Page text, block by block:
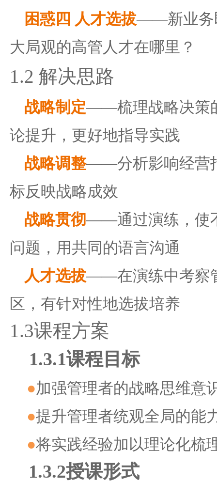
困惑四 人才选拔——新业务
大局观的高管人才在哪里？
1.2 解决思路
战略制定——梳理战略决策
论提升，更好地指导实践
战略调整——分析影响经营
标反映战略成效
战略贯彻——通过演练，使
问题，用共同的语言沟通
人才选拔——在演练中考察
区，有针对性地选拔培养
1.3课程方案
1.3.1课程目标
●加强管理者的战略思维意
●提升管理者统观全局的能
●将实践经验加以理论化梳
1.3.2授课形式